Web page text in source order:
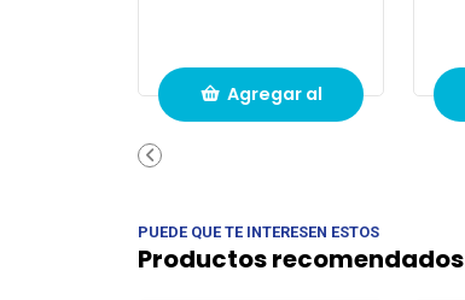
Agregar al
PUEDE QUE TE INTERESEN ESTOS
Productos recomendados